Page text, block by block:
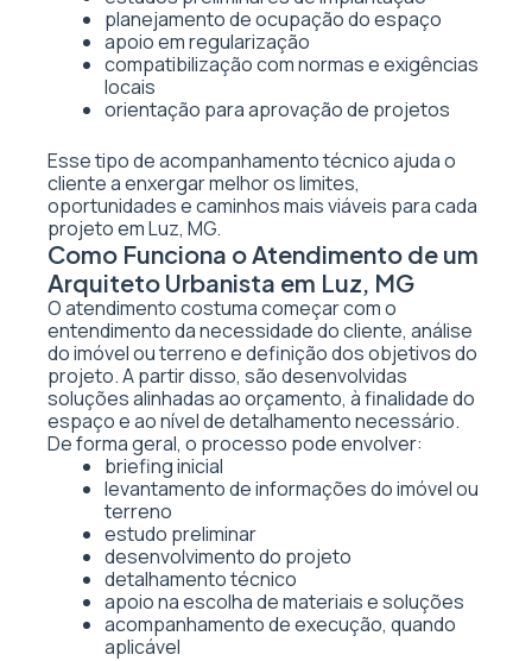
planejamento de ocupação do espaço
apoio em regularização
compatibilização com normas e exigências
locais
orientação para aprovação de projetos
Esse tipo de acompanhamento técnico ajuda o
cliente a enxergar melhor os limites,
oportunidades e caminhos mais viáveis para cada
projeto em Luz, MG.
Como Funciona o Atendimento de um
Arquiteto Urbanista em Luz, MG
O atendimento costuma começar com o
entendimento da necessidade do cliente, análise
do imóvel ou terreno e definição dos objetivos do
projeto. A partir disso, são desenvolvidas
soluções alinhadas ao orçamento, à finalidade do
espaço e ao nível de detalhamento necessário.
De forma geral, o processo pode envolver:
briefing inicial
levantamento de informações do imóvel ou
terreno
estudo preliminar
desenvolvimento do projeto
detalhamento técnico
apoio na escolha de materiais e soluções
acompanhamento de execução, quando
aplicável